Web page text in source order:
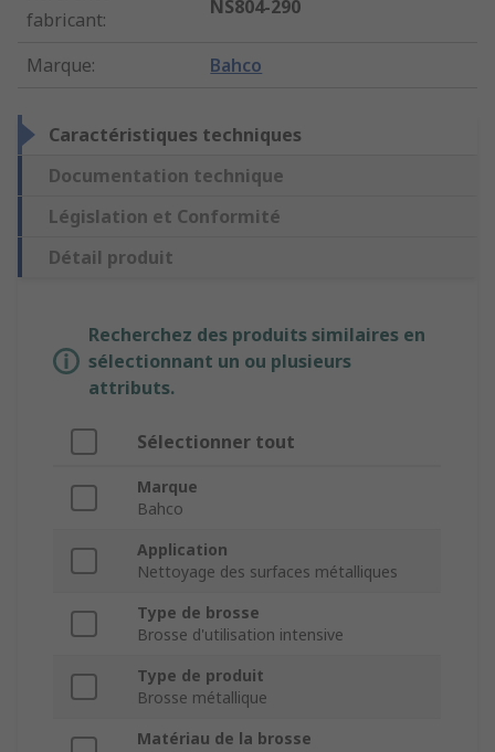
fabricant:
NS804-290
Marque: Bahco
Caractéristiques techniques
Documentation technique
Législation et Conformité
Détail produit
Recherchez des produits similaires en
sélectionnant un ou plusieurs
attributs.
Sélectionner tout
Marque
Bahco
Application
Nettoyage des surfaces métalliques
Type de brosse
Brosse d'utilisation intensive
Type de produit
Brosse métallique
Matériau de la brosse